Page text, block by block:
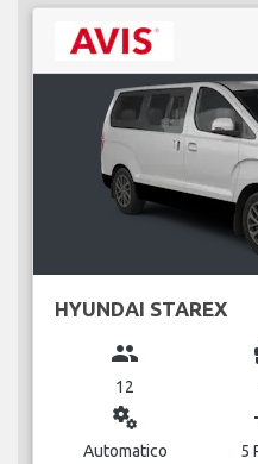
HYUNDAI STAREX
group
12
miscellaneous_services
Automatico 5